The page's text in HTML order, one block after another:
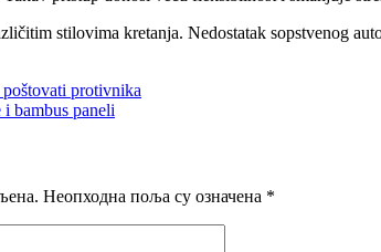
stilovima kretanja. Nedostatak sopstvenog
protivnika
bambus paneli
Неопходна поља су означена *